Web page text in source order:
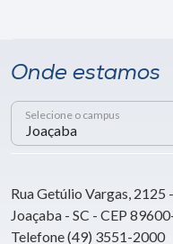
Onde estamos
Selecione o campus
Rua Getúlio Vargas, 2125
Joaçaba - SC - CEP
Telefone (49) 3551-2000